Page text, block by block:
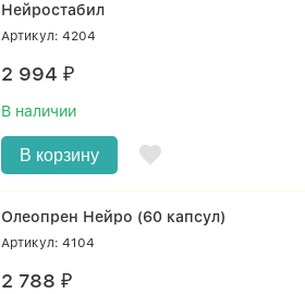
Нейростабил
Артикул: 4204
2 994₽
В наличии
В корзину
Олеопрен Нейро (60 капсул)
Артикул: 4104
2 788₽